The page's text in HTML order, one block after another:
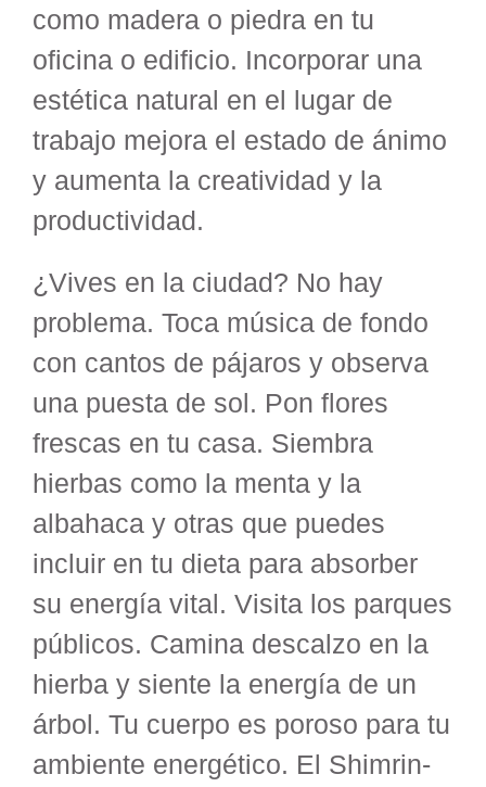
como madera o piedra en tu
oficina o edificio. Incorporar una
estética natural en el lugar de
trabajo mejora el estado de ánimo
y aumenta la creatividad y la
productividad.
¿Vives en la ciudad? No hay
problema. Toca música de fondo
con cantos de pájaros y observa
una puesta de sol. Pon flores
frescas en tu casa. Siembra
hierbas como la menta y la
albahaca y otras que puedes
incluir en tu dieta para absorber
su energía vital. Visita los parques
públicos. Camina descalzo en la
hierba y siente la energía de un
árbol. Tu cuerpo es poroso para tu
ambiente energético. El Shimrin-